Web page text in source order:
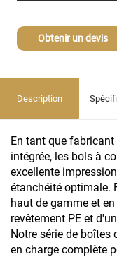
Obtenir un devis
Description
En tant que
intégrée, les bols à
excellente
étanchéité optimale.
haut de gamme et
revêtement PE et
Notre série de
en charge complète